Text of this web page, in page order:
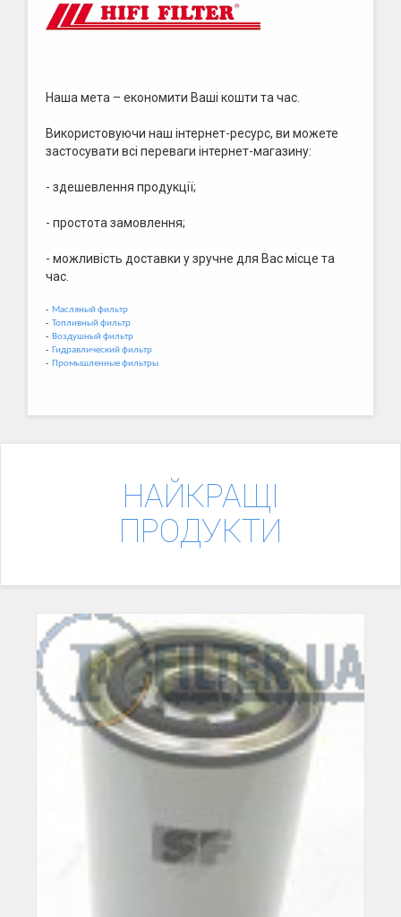
Наша мета – економити Ваші кошти та час.
Використовуючи наш інтернет-ресурс, ви можете
застосувати всі переваги інтернет-магазину:
- здешевлення продукції;
- простота замовлення;
- можливість доставки у зручне для Вас місце та
час.
- Масляный фильтр
- Топливный фильтр
- Воздушный фильтр
- Гидравлический фильтр
- Промышленные фильтры
НАЙКРАЩІ
ПРОДУКТИ